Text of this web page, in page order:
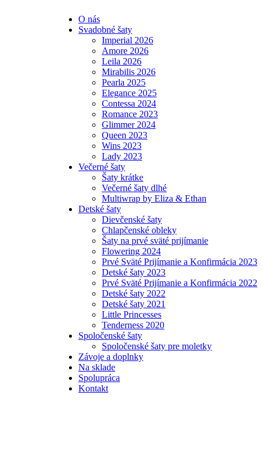
O nás
Svadobné šaty
Imperial 2026
Amore 2026
Leila 2026
Mirabilis 2026
Pearla 2025
Elegance 2025
Contessa 2024
Romance 2023
Glimmer 2024
Queen 2023
Wins 2023
Lady 2023
Večerné šaty
Šaty krátke
Večerné šaty dlhé
Multiwrap by Eliza & Ethan
Detské šaty
Dievčenské šaty
Chlapčenské obleky
Šaty na prvé sväté prijímanie
Flowering 2024
Prvé Sväté Prijímanie a Konfirmácia 2023
Detské šaty 2023
Prvé Sväté Prijímanie a Konfirmácia 2022
Detské šaty 2022
Detské šaty 2021
Little Princesses
Tenderness 2020
Spoločenské šaty
Spoločenské šaty pre moletky
Závoje a doplnky
Na sklade
Spolupráca
Kontakt